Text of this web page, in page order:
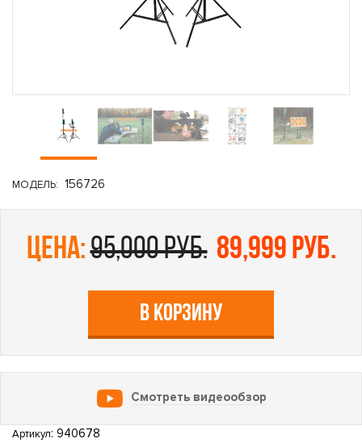
МОДЕЛЬ: 156726
цена:95,000 руб. 89,999 руб.
В КОРЗИНУ
Смотреть видеообзор
Артикул: 940678